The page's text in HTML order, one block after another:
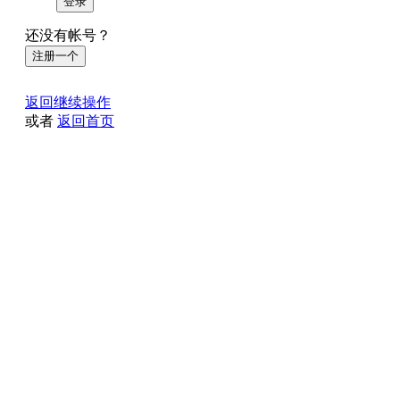
还没有帐号？
注册一个
返回继续操作
或者 返回首页